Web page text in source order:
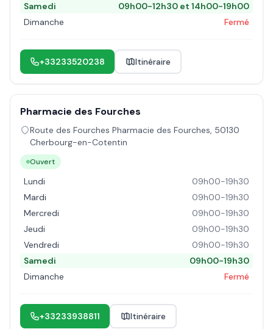
Samedi
09h00-12h30 et 14h00-19h00
Dimanche
Fermé
+33233520238 Itinéraire
Pharmacie des Fourches
Route des Fourches Pharmacie des Fourches, 50130
Cherbourg-en-Cotentin
Ouvert
Lundi
09h00-19h30
Mardi
09h00-19h30
Mercredi
09h00-19h30
Jeudi
09h00-19h30
Vendredi
09h00-19h30
Samedi
09h00-19h30
Dimanche
Fermé
+33233938811 Itinéraire